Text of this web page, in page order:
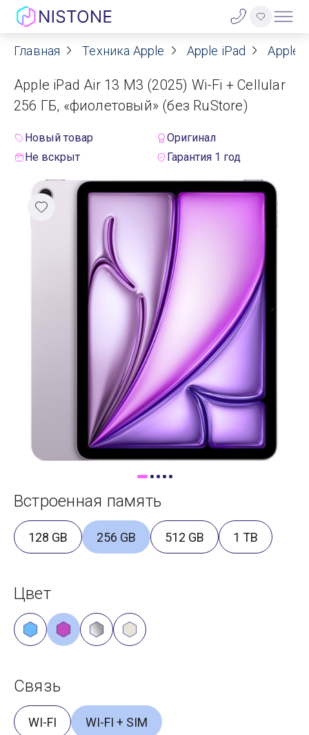
Акции
О нас
Договор оферты
Реквизиты
Контакты
Гарантия
Самовывоз
Trade-In
Главная Техника Apple Apple iPad Apple
Apple iPad Air 13 M3 (2025) Wi-Fi + Cellular
256 ГБ, «фиолетовый» (без RuStore)
Новый товар
Оригинал
Не вскрыт
Гарантия 1 год
Встроенная память
128 GB 256 GB 512 GB 1 TB
Цвет
Связь
WI-FI WI-FI + SIM